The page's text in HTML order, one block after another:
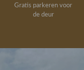
Gratis parkeren voor
de deur